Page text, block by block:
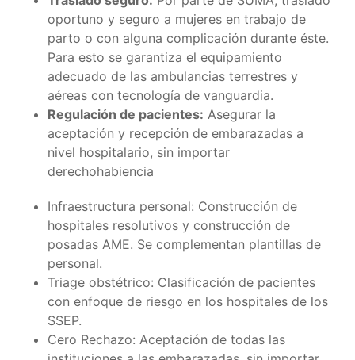
oportuno y seguro a mujeres en trabajo de
parto o con alguna complicación durante éste.
Para esto se garantiza el equipamiento
adecuado de las ambulancias terrestres y
aéreas con tecnología de vanguardia.
Regulación de pacientes: Asegurar la
aceptación y recepción de embarazadas a
nivel hospitalario, sin importar
derechohabiencia
Infraestructura personal: Construcción de
hospitales resolutivos y construcción de
posadas AME. Se complementan plantillas de
personal.
Triage obstétrico: Clasificación de pacientes
con enfoque de riesgo en los hospitales de los
SSEP.
Cero Rechazo: Aceptación de todas las